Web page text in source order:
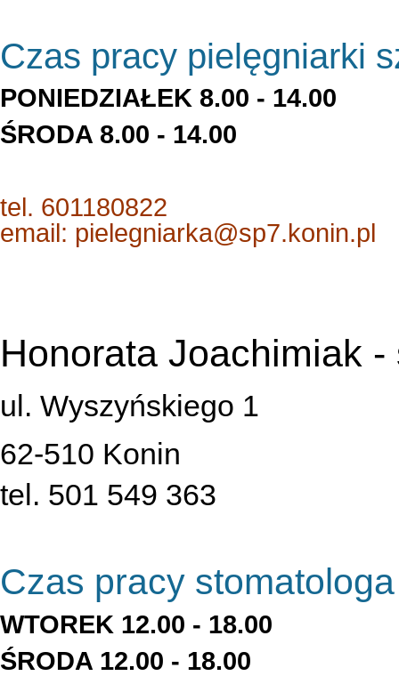
Czas pracy pielęgniarki
PONIEDZIAŁEK 8.00 - 14.00
ŚRODA 8.00 - 14.00
tel. 601180822
email: pielegniarka@sp7.konin.pl
Honorata Joachimiak
ul. Wyszyńskiego 1
62-510 Konin
tel. 501 549 363
Czas pracy stomatologa
WTOREK 12.00 - 18.00
ŚRODA 12.00 - 18.00